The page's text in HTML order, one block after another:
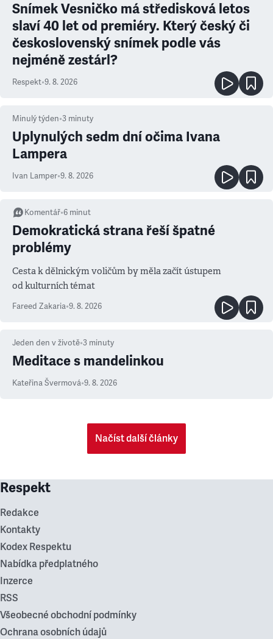
Snímek Vesničko má středisková letos
slaví 40 let od premiéry. Který český či
československý snímek podle vás
nejméně zestárl?
Respekt•9. 8. 2026
Minulý týden•3 minuty
Uplynulých sedm dní očima Ivana
Lampera
Ivan Lamper•9. 8. 2026
Komentář•6 minut
Demokratická strana řeší špatné
problémy
Cesta k dělnickým voličům by měla začít ústupem
od kulturních témat
Fareed Zakaria•9. 8. 2026
Jeden den v životě•3 minuty
Meditace s mandelinkou
Kateřina Švermová•9. 8. 2026
Načíst další články
Respekt
Redakce
Kontakty
Kodex Respektu
Nabídka předplatného
Inzerce
RSS
Všeobecné obchodní podmínky
Ochrana osobních údajů